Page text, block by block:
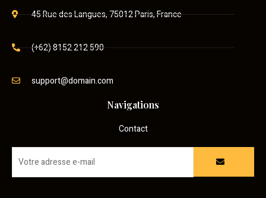
45 Rue des Langues, 75012 Paris, France
(+62) 8152 212 590
support@domain.com
Navigations
Contact